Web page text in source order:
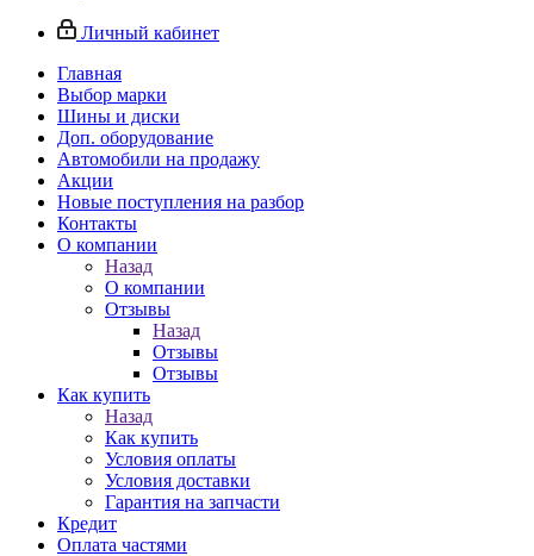
Личный кабинет
Главная
Выбор марки
Шины и диски
Доп. оборудование
Автомобили на продажу
Акции
Новые поступления на разбор
Контакты
О компании
Назад
О компании
Отзывы
Назад
Отзывы
Отзывы
Как купить
Назад
Как купить
Условия оплаты
Условия доставки
Гарантия на запчасти
Кредит
Оплата частями